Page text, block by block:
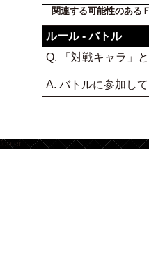
関連する可能性のある
ルール - バトル
Q. 「対戦キャラ」
A. バトルに参加し
footer